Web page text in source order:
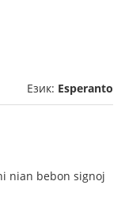
Език: Esperanto
nian bebon signoj